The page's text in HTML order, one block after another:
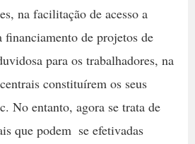
na facilitação de acesso a
financiamento de projetos de
para os trabalhadores, na
constituírem os seus
No entanto, agora se trata de
que podem  se efetivadas 